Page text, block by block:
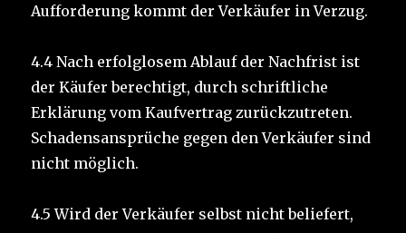
Aufforderung kommt der Verkäufer in Verzug.
4.4 Nach erfolglosem Ablauf der Nachfrist ist
der Käufer berechtigt, durch schriftliche
Erklärung vom Kaufvertrag zurückzutreten.
Schadensansprüche gegen den Verkäufer sind
nicht möglich.
4.5 Wird der Verkäufer selbst nicht beliefert,